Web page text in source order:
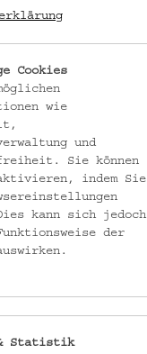
Cookies
wie
und
Sie können
indem Sie
kann sich jedoch
der
Statistik